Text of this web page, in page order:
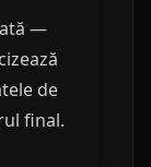
—
de
final.